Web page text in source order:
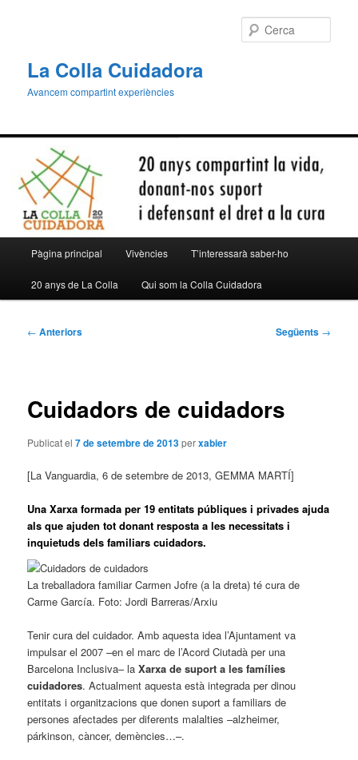
La Colla Cuidadora
Avancem compartint experiències
principal
Pàgina principal Vivències T’interessarà saber-ho
20 anys de La Colla Qui som la Colla Cuidadora
Navegació
← Anteriors Següents →
Cuidadors de cuidadors
Publicat el7 de setembre de 2013perxabier
[La Vanguardia, 6 de setembre de 2013, GEMMA MARTÍ]
Una Xarxa formada per 19 entitats públiques i privades ajuda
als que ajuden tot donant resposta a les necessitats i
inquietuds dels familiars cuidadors.
La treballadora familiar Carmen Jofre (a la dreta) té cura de
Carme García. Foto: Jordi Barreras/Arxiu
Tenir cura del cuidador. Amb aquesta idea l’Ajuntament va
impulsar el 2007 –en el marc de l’Acord Ciutadà per una
Barcelona Inclusiva– laXarxa de suport a les famílies
cuidadores. Actualment aquesta està integrada per dinou
entitats i organitzacions que donen suport a familiars de
persones afectades per diferents malalties –alzheimer,
párkinson, càncer, demències…–.